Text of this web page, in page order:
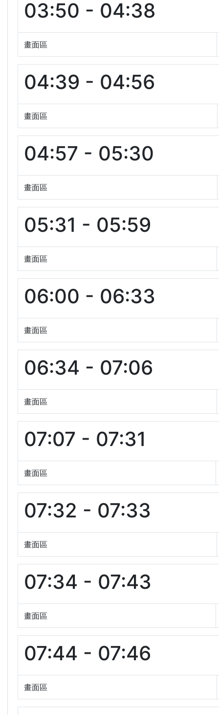
03:50 - 04:38
畫面區
04:39 - 04:56
畫面區
04:57 - 05:30
畫面區
05:31 - 05:59
畫面區
06:00 - 06:33
畫面區
06:34 - 07:06
畫面區
07:07 - 07:31
畫面區
07:32 - 07:33
畫面區
07:34 - 07:43
畫面區
07:44 - 07:46
畫面區